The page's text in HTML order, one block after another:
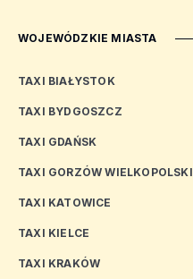
WOJEWÓDZKIE MIASTA
TAXI BIAŁYSTOK
TAXI BYDGOSZCZ
TAXI GDAŃSK
TAXI GORZÓW WIELKOPOLSKI
TAXI KATOWICE
TAXI KIELCE
TAXI KRAKÓW